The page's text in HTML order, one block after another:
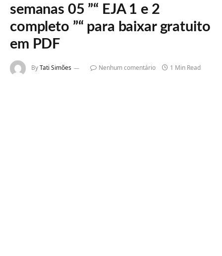
semanas 05 ”“ EJA 1 e 2
completo ”“ para baixar gratuito
em PDF
ByTati Simões Nenhum comentário 1 Min Read